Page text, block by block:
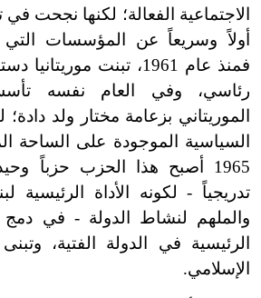
الاجتماعية الفعالة؛ لكنها نجحت في
أولاً وسريعاً عن المؤسسات التي
فمنذ عام 1961، تبنت
رئاسي، وفي العام نفسه
الموريتاني بزعامة مختار ولد
السياسية الموجودة على الساحة
1965 أصبح هذا الحزب حزباً
تدريجياً - لكونه الأداة الرئيسية
والملهم لنشاط الدولة - في دمج
الرئيسية في الدولة الفتية،
الإسلامي.